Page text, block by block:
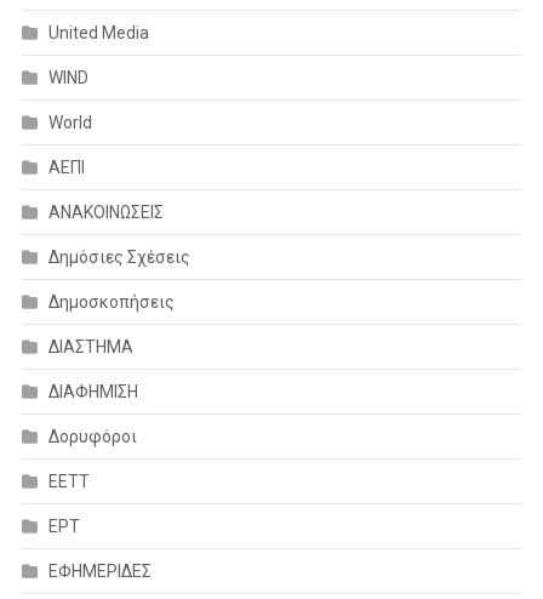
United Media
WIND
World
ΑΕΠΙ
ΑΝΑΚΟΙΝΩΣΕΙΣ
Δημόσιες Σχέσεις
Δημοσκοπήσεις
ΔΙΑΣΤΗΜΑ
ΔΙΑΦΗΜΙΣΗ
Δορυφόροι
ΕΕΤΤ
ΕΡΤ
ΕΦΗΜΕΡΙΔΕΣ